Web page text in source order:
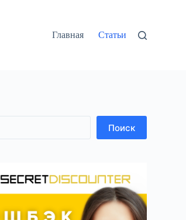
Главная Статьи
Поиск